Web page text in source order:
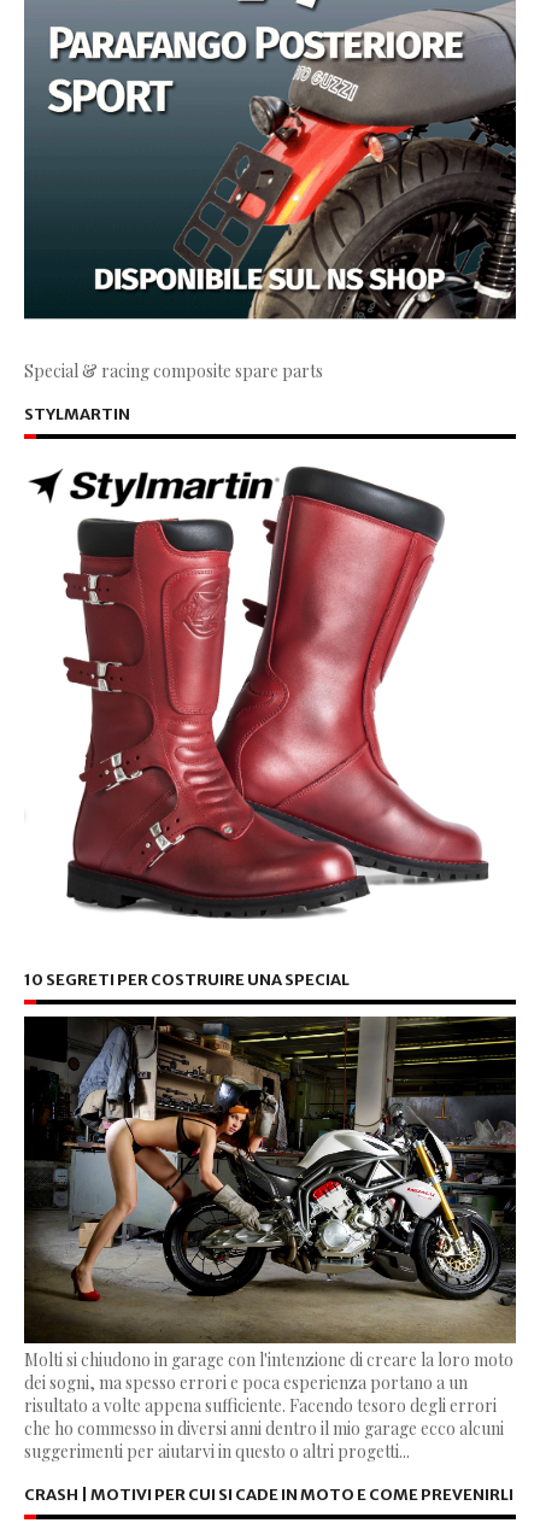
Special & racing composite spare parts
STYLMARTIN
10 SEGRETI PER COSTRUIRE UNA SPECIAL
Molti si chiudono in garage con l'intenzione di creare la loro moto
dei sogni, ma spesso errori e poca esperienza portano a un
risultato a volte appena sufficiente. Facendo tesoro degli errori
che ho commesso in diversi anni dentro il mio garage ecco alcuni
suggerimenti per aiutarvi in questo o altri progetti...
CRASH | MOTIVI PER CUI SI CADE IN MOTO E COME PREVENIRLI